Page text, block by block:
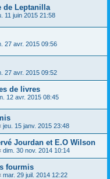
de Leptanilla
11 juin 2015 21:58
27 avr. 2015 09:56
27 avr. 2015 09:52
de livres
12 avr. 2015 08:45
jeu. 15 janv. 2015 23:48
Jourdan et E.O Wilson
dim. 30 nov. 2014 10:14
fourmis
mar. 29 juil. 2014 12:22